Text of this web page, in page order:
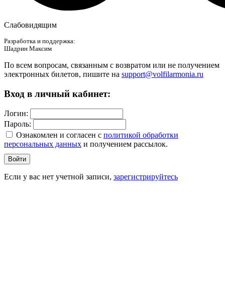
Слабовидящим
Разработка и поддержка:
Шадрин Максим
По всем вопросам, связанным с возвратом или не получением
электронных билетов, пишите на support@volfilarmonia.ru
Вход в личный кабинет:
Логин:
Пароль:
Ознакомлен и согласен c политикой обработки
персональных данных и получением рассылок.
Войти
Если у вас нет учетной записи, зарегистрируйтесь